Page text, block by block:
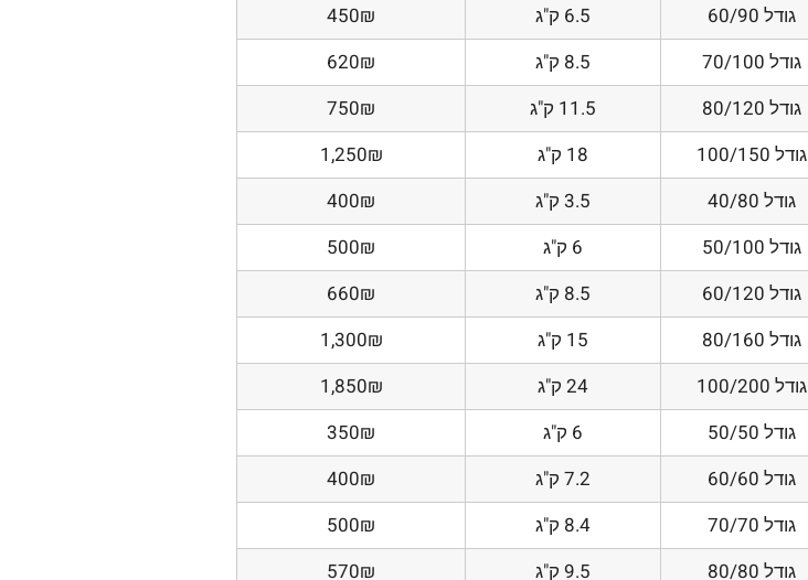
גודל 60/90
6.5 ק"ג
450₪
גודל 70/100
8.5 ק"ג
620₪
גודל 80/120
11.5 ק"ג
750₪
גודל 100/150
18 ק"ג
1,250₪
גודל 40/80
3.5 ק"ג
400₪
גודל 50/100
6 ק"ג
500₪
גודל 60/120
8.5 ק"ג
660₪
גודל 80/160
15 ק"ג
1,300₪
גודל 100/200
24 ק"ג
1,850₪
גודל 50/50
6 ק"ג
350₪
גודל 60/60
7.2 ק"ג
400₪
גודל 70/70
8.4 ק"ג
500₪
גודל 80/80
9.5 ק"ג 570₪